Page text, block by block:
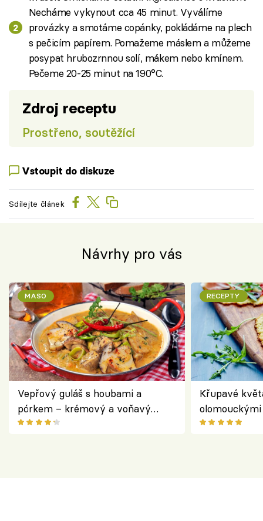
Necháme vykynout cca 45 minut. Vyválíme
provázky a smotáme copánky, pokládáme na plech
s pečicím papírem. Pomažeme máslem a můžeme
posypat hrubozrnnou solí, mákem nebo kmínem.
Pečeme 20-25 minut na 190°C.
Zdroj receptu
Prostřeno, soutěžící
Vstoupit do diskuze
Sdílejte článek
Návrhy pro vás
MASO
Vepřový guláš s houbami a
pórkem – krémový a voňavý
pokrm z jednoho hrnce
RECEPTY
Křupavé
bezlepkový